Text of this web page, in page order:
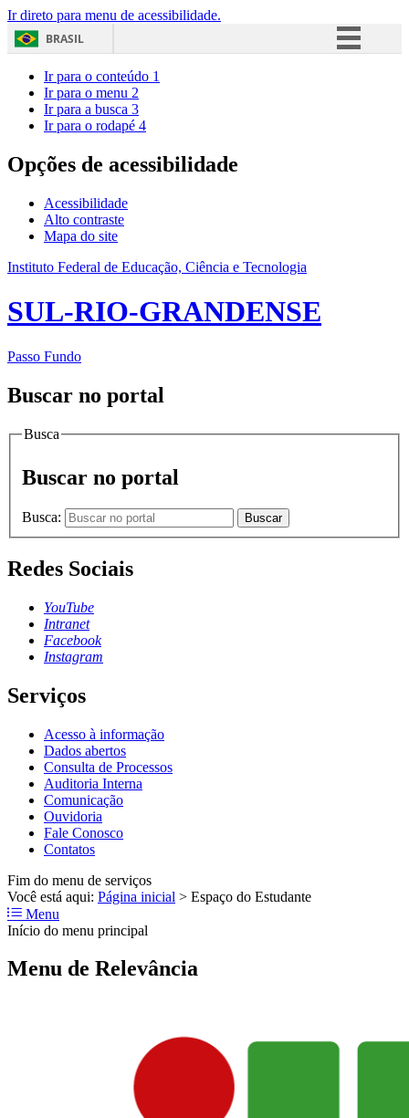
Ir direto para menu de acessibilidade.
BRASIL
Acesso à informação
Ir para o conteúdo 1
Ir para o menu 2
Ir para a busca 3
Ir para o rodapé 4
Opções de acessibilidade
Acessibilidade
Alto contraste
Mapa do site
Instituto Federal de Educação, Ciência e Tecnologia
SUL-RIO-GRANDENSE
Passo Fundo
Buscar no portal
Busca
Buscar no portal
Busca: Buscar
Redes Sociais
YouTube
Intranet
Facebook
Instagram
Serviços
Acesso à informação
Dados abertos
Consulta de Processos
Auditoria Interna
Comunicação
Ouvidoria
Fale Conosco
Contatos
Fim do menu de serviços
Você está aqui: Página inicial > Espaço do Estudante
Menu
Início do menu principal
Menu de Relevância